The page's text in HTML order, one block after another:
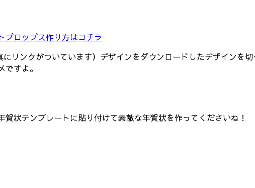
プロップス作り方はコチラ
リンクがついています）デザインをダウンロードしたデザインを
すよ。
状テンプレートに貼り付けて素敵な年賀状を作ってくださいね！